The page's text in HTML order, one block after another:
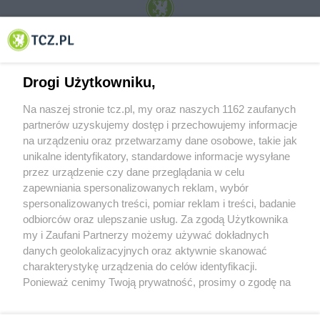
© 2001-2026 Tczew - TCZ.PL Sp. z o.o. Internetowy Serwis Informacyjny Miasta
O FIRMIE POLITYKA PRYWATNOŚCI HOSTING
REKLAMA WSPÓŁPRACA RSS FACEBOOK KONTAKT
Nasze serwisy
Aktualności
Tcz24
Muzyka i kultura
Archiwum wydarzeń
Drogi Użytkowniku,
Na naszej stronie tcz.pl, my oraz naszych 1162 zaufanych
partnerów uzyskujemy dostęp i przechowujemy informacje
na urządzeniu oraz przetwarzamy dane osobowe, takie jak
unikalne identyfikatory, standardowe informacje wysyłane
przez urządzenie czy dane przeglądania w celu
zapewniania spersonalizowanych reklam, wybór
spersonalizowanych treści, pomiar reklam i treści, badanie
odbiorców oraz ulepszanie usług. Za zgodą Użytkownika
my i Zaufani Partnerzy możemy używać dokładnych
danych geolokalizacyjnych oraz aktywnie skanować
charakterystykę urządzenia do celów identyfikacji.
Ponieważ cenimy Twoją prywatność, prosimy o zgodę na